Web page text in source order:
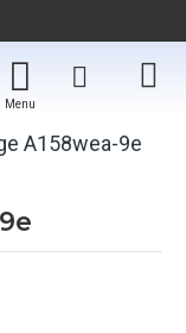
A158wea-9e